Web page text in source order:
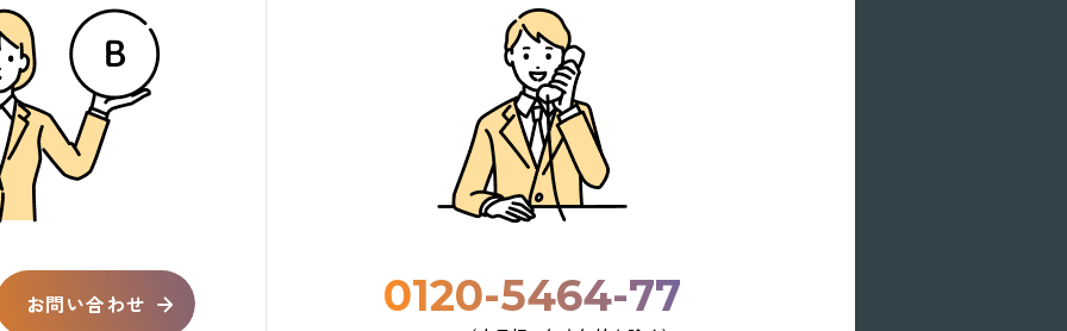
お問い合わせ 0120-5464-77